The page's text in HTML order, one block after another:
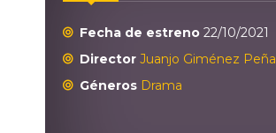
Fecha de estreno 22/10/2021
Director Juanjo Giménez Peña
Géneros Drama